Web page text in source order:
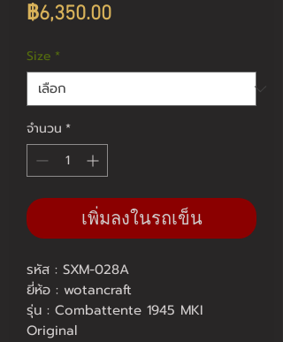
฿6,350.00ราคา
Size *
จำนวน *
เพิ่มลงในรถเข็น
รหัส : SXM-028A
ยี่ห้อ : wotancraft
รุ่น : Combattente 1945 MKI
Original